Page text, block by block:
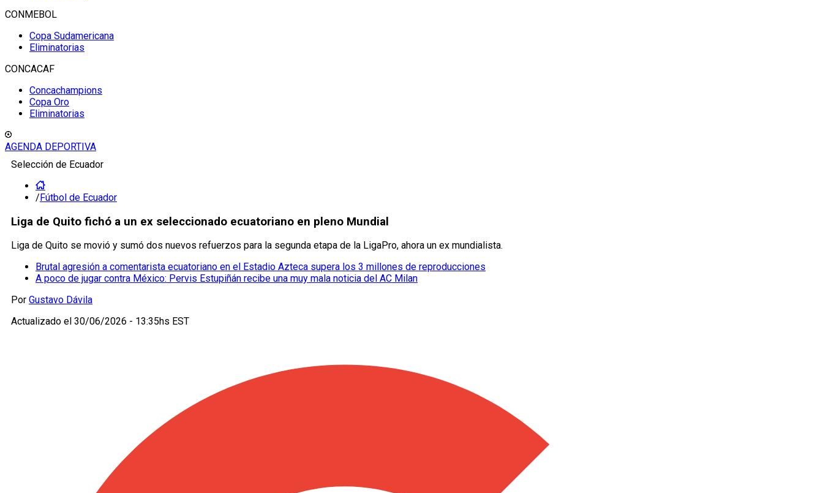
CONMEBOL
Copa Sudamericana
Eliminatorias
CONCACAF
Concachampions
Copa Oro
Eliminatorias
AGENDA DEPORTIVA
Selección de Ecuador
/Fútbol de Ecuador
Liga de Quito fichó a un ex seleccionado ecuatoriano en pleno Mundial
Liga de Quito se movió y sumó dos nuevos refuerzos para la segunda etapa de la LigaPro, ahora un ex mundialista.
Brutal agresión a comentarista ecuatoriano en el Estadio Azteca supera los 3 millones de reproducciones
A poco de jugar contra México: Pervis Estupiñán recibe una muy mala noticia del AC Milan
Por Gustavo Dávila
Actualizado el 30/06/2026 - 13:35hs EST